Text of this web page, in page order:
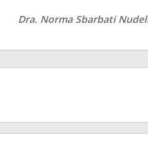
Dra. Norma Sbarbati